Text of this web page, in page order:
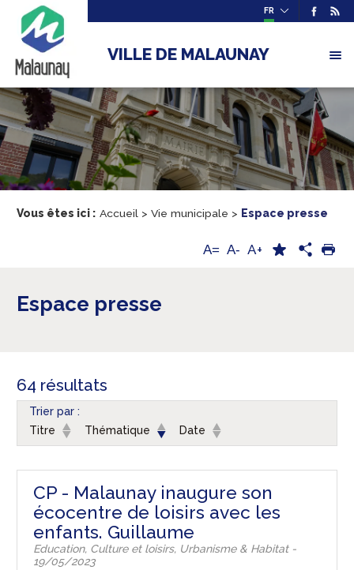
FR
VILLE DE MALAUNAY
Vous êtes ici : Accueil > Vie municipale > Espace presse
A= A- A+
Espace presse
64 résultats
Trier par :
Titre
Thématique Date
CP - Malaunay inaugure son
écocentre de loisirs avec les
enfants. Guillaume
Education, Culture et loisirs, Urbanisme & Habitat -
19/05/2023